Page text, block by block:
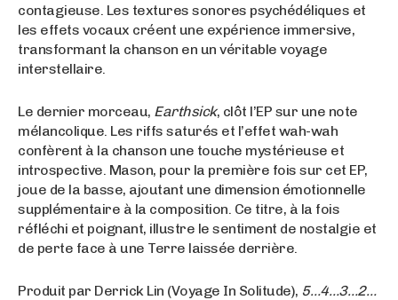
contagieuse. Les textures sonores psychédéliques et
les effets vocaux créent une expérience immersive,
transformant la chanson en un véritable voyage
interstellaire.
Le dernier morceau, Earthsick, clôt l’EP sur une note
mélancolique. Les riffs saturés et l’effet wah-wah
confèrent à la chanson une touche mystérieuse et
introspective. Mason, pour la première fois sur cet EP,
joue de la basse, ajoutant une dimension émotionnelle
supplémentaire à la composition. Ce titre, à la fois
réfléchi et poignant, illustre le sentiment de nostalgie et
de perte face à une Terre laissée derrière.
Produit par Derrick Lin (Voyage In Solitude), 5…4…3…2…